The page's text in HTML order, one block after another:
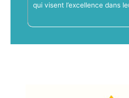
qui visent l’excellence dans